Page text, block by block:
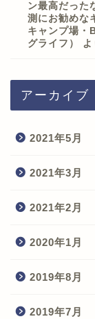
ン最高だった
測にお勧めな
キャンプ場
グライフ）
よ
アーカイブ
2021年5月
2021年3月
2021年2月
2020年1月
2019年8月
2019年7月